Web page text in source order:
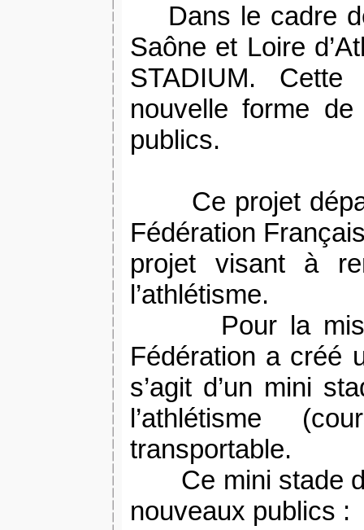
Dans le cadre
Saône et Loire
STADIUM.
nouvelle forme
publics.
Ce projet
Fédération
projet visant à
l’athlétisme.
Pour la
Fédération a créé
s’agit d’un mini
l’athlétisme
transportable.
Ce mini stade
nouveaux publics :